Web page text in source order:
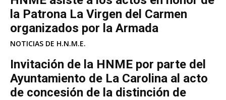
la Patrona La Virgen del Carmen
organizados por la Armada
NOTICIAS DE H.N.M.E.
Invitación de la HNME por parte del
Ayuntamiento de La Carolina al acto
de concesión de la distinción de